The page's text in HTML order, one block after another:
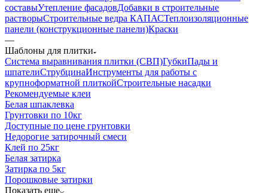
составыУтепление фасадовДобавки в строительные
растворыСтроительные ведра КАПАСТеплоизоляционные
панели (конструкционные панели)Краски
—
Шаблоны для плитки
Система выравнивания плитки (СВП)ГубкиПады и
шпателиСтрубцинаИнструменты для работы с
крупноформатной плиткойСтроительные насадки
Рекомендуемые клеи
Белая шпаклевка
Грунтовки по 10кг
Доступные по цене грунтовки
Недорогие затирочный смеси
Клей по 25кг
Белая затирка
Затирка по 5кг
Порошковые затирки
Показать еще